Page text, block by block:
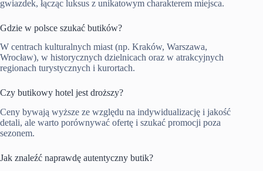
gwiazdek, łącząc luksus z unikatowym charakterem miejsca.
Gdzie w polsce szukać butików?
W centrach kulturalnych miast (np. Kraków, Warszawa,
Wrocław), w historycznych dzielnicach oraz w atrakcyjnych
regionach turystycznych i kurortach.
Czy butikowy hotel jest droższy?
Ceny bywają wyższe ze względu na indywidualizację i jakość
detali, ale warto porównywać ofertę i szukać promocji poza
sezonem.
Jak znaleźć naprawdę autentyczny butik?